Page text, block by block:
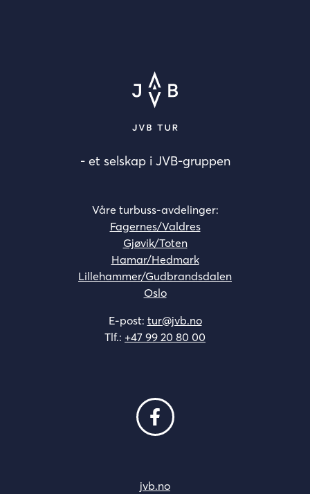
- et selskap i JVB-gruppen
Våre turbuss-avdelinger:
Fagernes/Valdres
Gjøvik/Toten
Hamar/Hedmark
Lillehammer/Gudbrandsdalen
Oslo
E-post: tur@jvb.no
Tlf.: +47 99 20 80 00
jvb.no